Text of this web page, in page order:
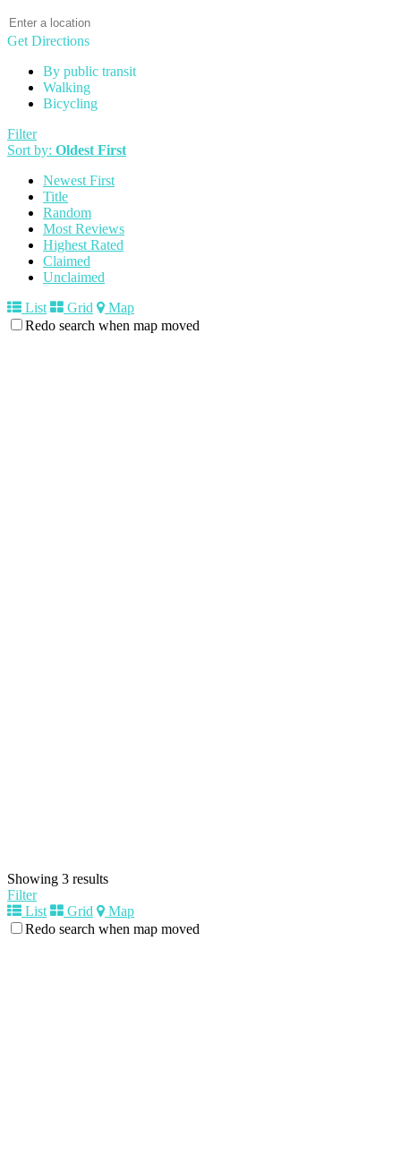
Get Directions
By public transit
Walking
Bicycling
Filter
Sort by: Oldest First
Newest First
Title
Random
Most Reviews
Highest Rated
Claimed
Unclaimed
List
Grid
Map
Redo search when map moved
Showing 3 results
Filter
List
Grid
Map
Redo search when map moved